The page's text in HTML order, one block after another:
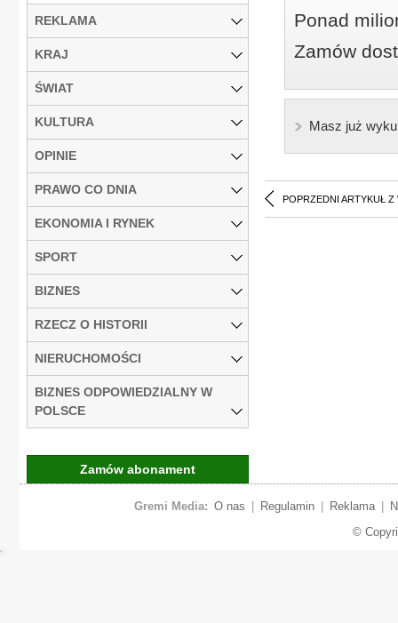
Ponad
Zamów
Masz już
POPRZEDNI ARTYKUŁ Z
REKLAMA
KRAJ
ŚWIAT
KULTURA
OPINIE
PRAWO CO DNIA
EKONOMIA I RYNEK
SPORT
BIZNES
RZECZ O HISTORII
NIERUCHOMOŚCI
BIZNES ODPOWIEDZIALNY W
POLSCE
Zamów abonament
Gremi Media: O nas Regulamin Reklama
©